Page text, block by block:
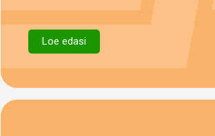
Loe edasi